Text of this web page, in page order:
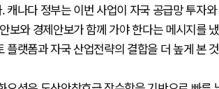
캐나다 정부는 이번 사업이 자국 공급망 투자
보와 경제안보가 함께 가야 한다는 메시지를
플랫폼과 자국 산업전략의 결합을 더 높게 본